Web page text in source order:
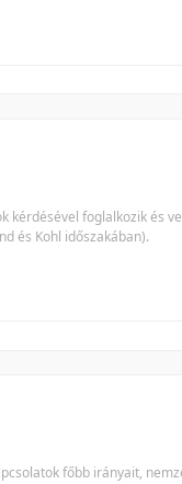
foglalkozik és
és Kohl időszakában).
főbb irányait,